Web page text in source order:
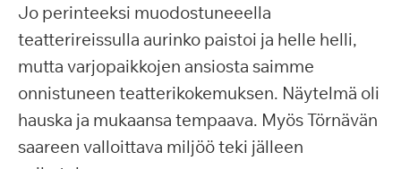
Jo perinteeksi muodostuneeella
teatterireissulla aurinko paistoi ja helle helli,
mutta varjopaikkojen ansiosta saimme
onnistuneen teatterikokemuksen. Näytelmä oli
hauska ja mukaansa tempaava. Myös Törnävän
saareen valloittava miljöö teki jälleen